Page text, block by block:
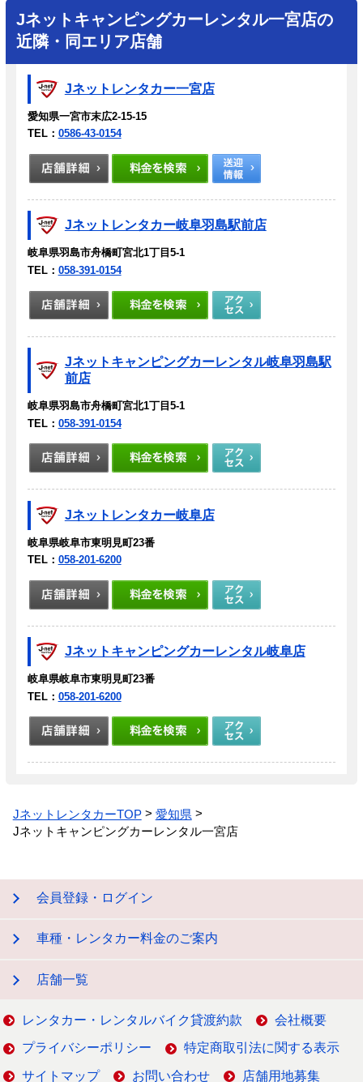
Jネットキャンピングカーレンタル一宮店の
近隣・同エリア店舗
Jネットレンタカー一宮店
愛知県一宮市末広2-15-15
TEL： 0586-43-0154
Jネットレンタカー岐阜羽島駅前店
岐阜県羽島市舟橋町宮北1丁目5-1
TEL： 058-391-0154
Jネットキャンピングカーレンタル岐阜羽島駅
前店
岐阜県羽島市舟橋町宮北1丁目5-1
TEL： 058-391-0154
Jネットレンタカー岐阜店
岐阜県岐阜市東明見町23番
TEL： 058-201-6200
Jネットキャンピングカーレンタル岐阜店
岐阜県岐阜市東明見町23番
TEL： 058-201-6200
JネットレンタカーTOP
愛知県
Jネットキャンピングカーレンタル一宮店
会員登録・ログイン
車種・レンタカー料金のご案内
店舗一覧
レンタカー・レンタルバイク貸渡約款 会社概要
プライバシーポリシー 特定商取引法に関する表示
サイトマップ お問い合わせ 店舗用地募集